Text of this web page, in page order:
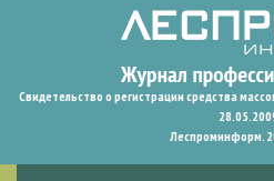
Свидетельство о регистрации средства
Леспроминформ.